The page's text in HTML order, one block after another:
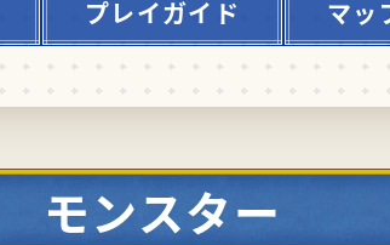
プレイガイド マッ
モンスター